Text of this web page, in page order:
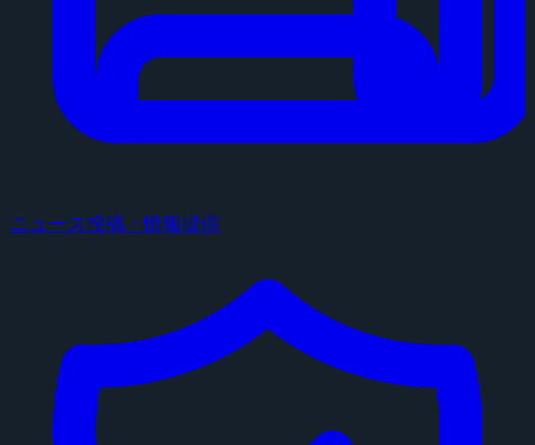
ニュース投稿・情報提供